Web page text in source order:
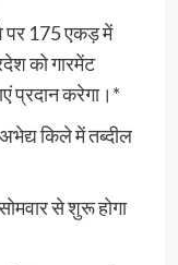
पर 175 एकड़ में
को गारमेंट
प्रदान करेगा।*
किले में तब्दील
से शुरू होगा